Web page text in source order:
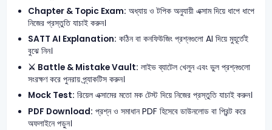
Chapter & Topic Exam: অধ্যায় ও টপিক অনুযায়ী এক্সাম দিয়ে ধাপে ধাপে
নিজের প্রস্তুতি যাচাই করুন।
SATT AI Explanation: কঠিন বা কনফিউজিং প্রশ্নগুলো AI দিয়ে মুহূর্তেই
বুঝে নিন।
⚔️ Battle & Mistake Vault: লাইভ ব্যাটেল খেলুন এবং ভুল প্রশ্নগুলো
সংরক্ষণ করে পুনরায় প্র্যাকটিস করুন।
Mock Test: রিয়েল এক্সামের মতো মক টেস্ট দিয়ে নিজের প্রস্তুতি যাচাই করুন।
PDF Download: প্রশ্ন ও সমাধান PDF হিসেবে ডাউনলোড বা প্রিন্ট করে
অফলাইনে পড়ুন।